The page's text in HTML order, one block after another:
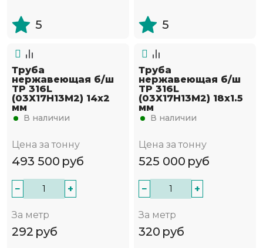
5 5
Труба
нержавеющая б/ш
TP 316L
(03Х17Н13М2) 14х2
мм
В наличии
Цена за тонну
493 500 руб
− +
За метр
292 руб
Труба
нержавеющая б/ш
TP 316L
(03Х17Н13М2) 18х1.5
мм
В наличии
Цена за тонну
525 000 руб
− +
За метр
320 руб